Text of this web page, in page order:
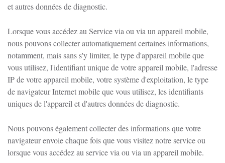
et autres données de diagnostic.
Lorsque vous accédez au Service via ou via un appareil mobile,
nous pouvons collecter automatiquement certaines informations,
notamment, mais sans s'y limiter, le type d'appareil mobile que
vous utilisez, l'identifiant unique de votre appareil mobile, l'adresse
IP de votre appareil mobile, votre système d'exploitation, le type
de navigateur Internet mobile que vous utilisez, les identifiants
uniques de l'appareil et d'autres données de diagnostic.
Nous pouvons également collecter des informations que votre
navigateur envoie chaque fois que vous visitez notre service ou
lorsque vous accédez au service via ou via un appareil mobile.